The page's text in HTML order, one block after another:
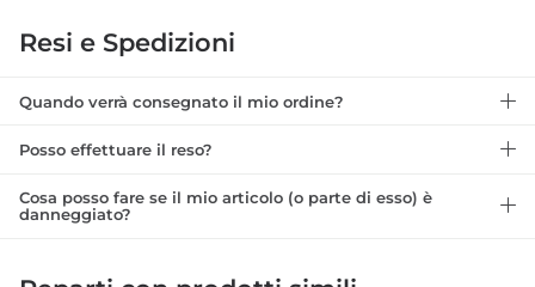
Resi e Spedizioni
Quando verrà consegnato il mio ordine?
Posso effettuare il reso?
Cosa posso fare se il mio articolo (o parte di esso) è
danneggiato?